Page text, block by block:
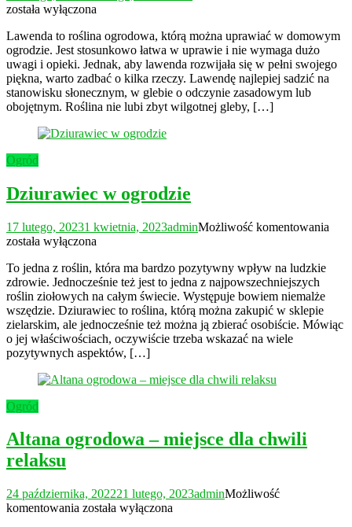
została wyłączona
Lawenda to roślina ogrodowa, którą można uprawiać w domowym
ogrodzie. Jest stosunkowo łatwa w uprawie i nie wymaga dużo
uwagi i opieki. Jednak, aby lawenda rozwijała się w pełni swojego
piękna, warto zadbać o kilka rzeczy. Lawendę najlepiej sadzić na
stanowisku słonecznym, w glebie o odczynie zasadowym lub
obojętnym. Roślina nie lubi zbyt wilgotnej gleby, […]
Ogród
Dziurawiec w ogrodzie
17 lutego, 20231 kwietnia, 2023adminMożliwość komentowania
została wyłączona
To jedna z roślin, która ma bardzo pozytywny wpływ na ludzkie
zdrowie. Jednocześnie też jest to jedna z najpowszechniejszych
roślin ziołowych na całym świecie. Występuje bowiem niemalże
wszędzie. Dziurawiec to roślina, którą można zakupić w sklepie
zielarskim, ale jednocześnie też można ją zbierać osobiście. Mówiąc
o jej właściwościach, oczywiście trzeba wskazać na wiele
pozytywnych aspektów, […]
Ogród
Altana ogrodowa – miejsce dla chwili
relaksu
24 października, 202221 lutego, 2023adminMożliwość
komentowania Altana
została wyłączona